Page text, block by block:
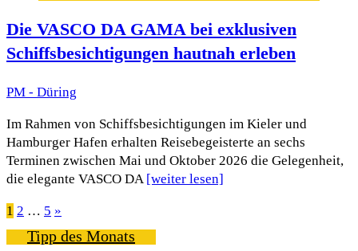
Die VASCO DA GAMA bei exklusiven
Schiffsbesichtigungen hautnah erleben
PM - Düring
Im Rahmen von Schiffsbesichtigungen im Kieler und
Hamburger Hafen erhalten Reisebegeisterte an sechs
Terminen zwischen Mai und Oktober 2026 die Gelegenheit,
die elegante VASCO DA [weiter lesen]
Seitennummerierung
der
1 2 … 5 »
Tipp des Monats